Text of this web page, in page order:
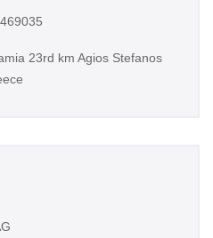
23rd km Agios Stefanos